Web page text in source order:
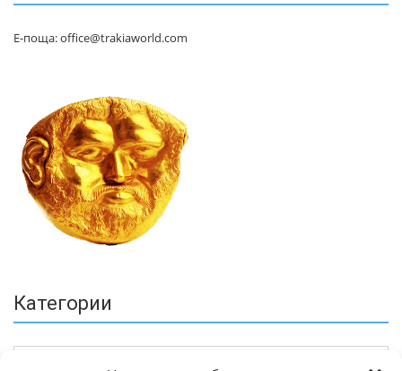
Е-поща: office@trakiaworld.com
Категории